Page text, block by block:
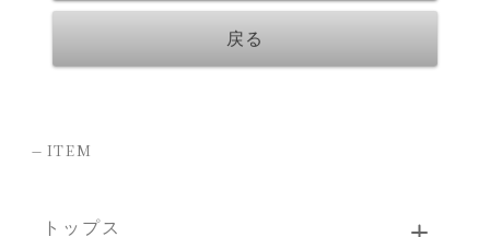
-ITEM
トップス